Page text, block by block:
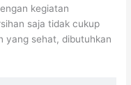
kegiatan
saja tidak cukup
yang sehat, dibutuhkan